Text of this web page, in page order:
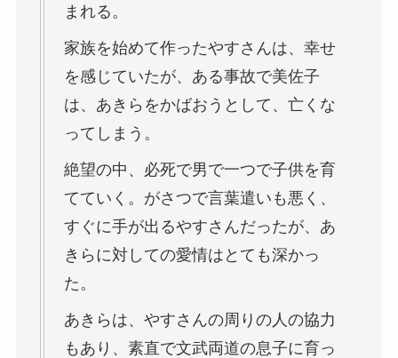
まれる。
家族を始めて作ったやすさんは、幸せ
を感じていたが、ある事故で美佐子
は、あきらをかばおうとして、亡くな
ってしまう。
絶望の中、必死で男で一つで子供を育
てていく。がさつで言葉遣いも悪く、
すぐに手が出るやすさんだったが、あ
きらに対しての愛情はとても深かっ
た。
あきらは、やすさんの周りの人の協力
もあり、素直で文武両道の息子に育っ